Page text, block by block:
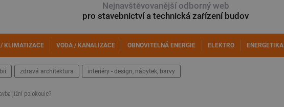
Nejnavštěvovanější odborný web
pro stavebnictví a technická zařízení budov
KLIMATIZACE VODA / KANALIZACE OBNOVITELNÁ ENERGIE ELEKTRO ENERGETIKA
zdravá architektura interiéry - design, nábytek, barvy
jižní polokoule?